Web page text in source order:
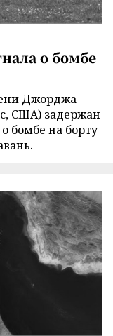
о бомбе
Джорджа
США) задержан
бомбе на борту